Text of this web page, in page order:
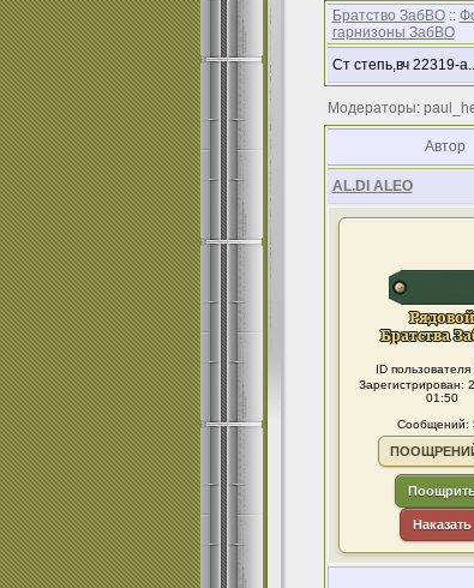
Братство ЗабВО::
гарнизоны ЗабВО
Ст степь,вч 22319-
Модераторы:
Автор
AL.DI ALEO
ID
Зарегистрирован:
01:50
Сообщений:
Наказать